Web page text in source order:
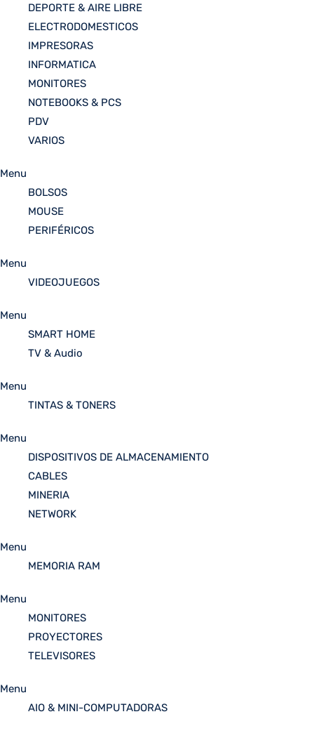
DEPORTE & AIRE LIBRE
ELECTRODOMESTICOS
IMPRESORAS
INFORMATICA
MONITORES
NOTEBOOKS & PCS
PDV
VARIOS
Menu
BOLSOS
MOUSE
PERIFÉRICOS
Menu
VIDEOJUEGOS
Menu
SMART HOME
TV & Audio
Menu
TINTAS & TONERS
Menu
DISPOSITIVOS DE ALMACENAMIENTO
CABLES
MINERIA
NETWORK
Menu
MEMORIA RAM
Menu
MONITORES
PROYECTORES
TELEVISORES
Menu
AIO & MINI-COMPUTADORAS